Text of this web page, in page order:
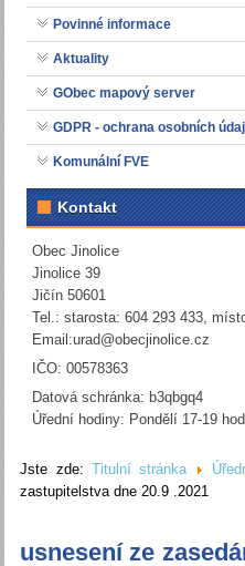
Povinné informace
Aktuality
GObec mapový server
GDPR - ochrana osobních
Komunální FVE
Kontakt
Obec Jinolice
Jinolice 39
Jičín 50601
Tel.: starosta: 604 293 433,
Email:urad@obecjinolice.cz
IČO: 00578363
Datová schránka: b3qbgq4
Úřední hodiny: Pondělí 17-19 hod
Jste zde: Titulní stránka
zastupitelstva dne 20.9 .2021
usnesení ze